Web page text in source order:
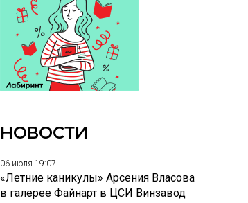
НОВОСТИ
06 июля 19:07
«Летние каникулы» Арсения Власова
в галерее Файнарт в ЦСИ Винзавод